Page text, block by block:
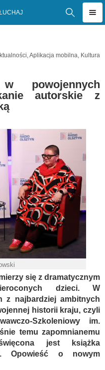
,Aplikacja mobilna, Kultura
powojennych
autorskie z
się z dramatycznym
dzieci. W
z najbardziej ambitnych
historii kraju, czyli
Szkoleniowy im.
temu zapomnianemu
jest książka
Opowieść o nowym